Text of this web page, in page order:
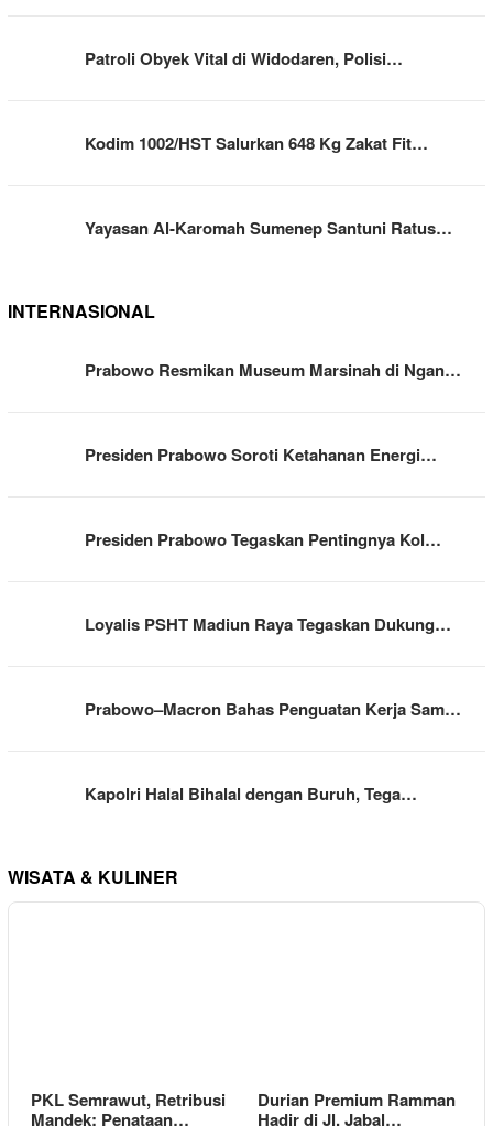
Patroli Obyek Vital di Widodaren, Polisi…
Kodim 1002/HST Salurkan 648 Kg Zakat Fit…
Yayasan Al-Karomah Sumenep Santuni Ratus…
INTERNASIONAL
Prabowo Resmikan Museum Marsinah di Ngan…
Presiden Prabowo Soroti Ketahanan Energi…
Presiden Prabowo Tegaskan Pentingnya Kol…
Loyalis PSHT Madiun Raya Tegaskan Dukung…
Prabowo–Macron Bahas Penguatan Kerja Sam…
Kapolri Halal Bihalal dengan Buruh, Tega…
WISATA & KULINER
PKL Semrawut, Retribusi
Mandek: Penataan…
Durian Premium Ramman
Hadir di Jl. Jabal…